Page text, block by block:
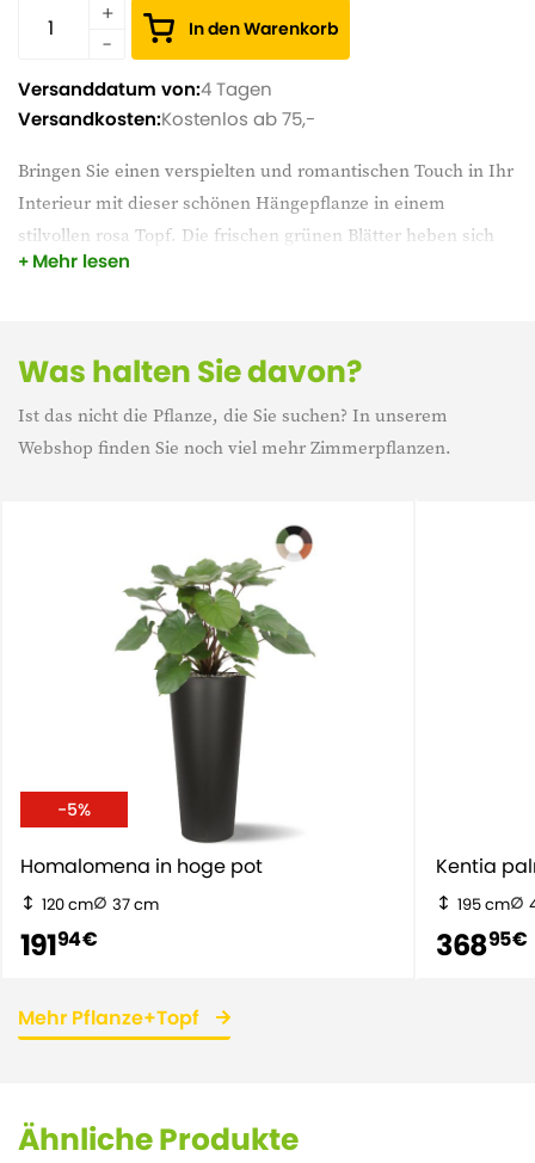
Bringen Sie einen verspielten und romantischen Touch in Ihr
Interieur mit dieser schönen Hängepflanze in einem
stilvollen rosa Topf. Die frischen grünen Blätter heben sich
schön ab und setzen einen lebendigen Akzent in jedem
Bringen Sie Natur und Farbe in Ihr Zuhause.
Mehr lesen
In den Warenkorb
Versanddatum von:4 Tagen
Versandkosten:Kostenlos ab 75,-
Was halten Sie davon?
Ist das nicht die Pflanze, die Sie suchen? In unserem
Webshop finden Sie noch viel mehr Zimmerpflanzen.
-5%
Homalomena in hoge pot
120 cm 37 cm
19194 €
Kentia
195 cm
36895 €
Mehr Pflanze+Topf
Ähnliche Produkte